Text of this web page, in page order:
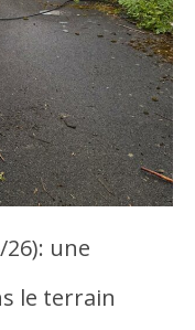
26): une
le terrain